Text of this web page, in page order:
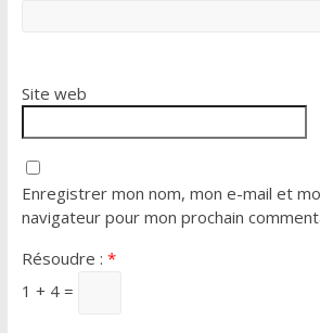
Site web
Enregistrer mon nom, mon e-mail et
navigateur pour mon prochain
Résoudre : *
1 + 4 =